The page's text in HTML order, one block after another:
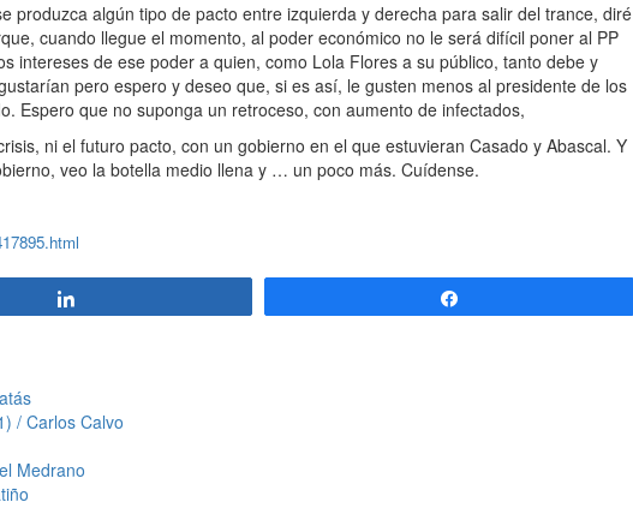
algún tipo de pacto entre izquierda y derecha para salir del trance, diré
cuando llegue el momento, al poder económico no le será difícil poner al PP
intereses de ese poder a quien, como Lola Flores a su público, tanto debe y
pero espero y deseo que, si es así, le gusten menos al presidente de los
Espero que no suponga un retroceso, con aumento de infectados,
ni el futuro pacto, con un gobierno en el que estuvieran Casado y Abascal. Y
veo la botella medio llena y … un poco más. Cuídense.
/ Carlos Calvo
Medrano